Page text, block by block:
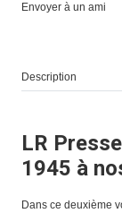
Envoyer à un ami
Description
LR
1945 à
Dans ce deuxième